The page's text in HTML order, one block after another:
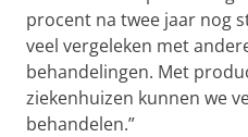
procent na twee jaar nog
veel vergeleken met
behandelingen. Met
ziekenhuizen kunnen we
behandelen.”